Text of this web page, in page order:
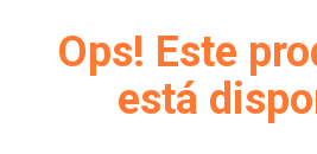
Ops! Este
está